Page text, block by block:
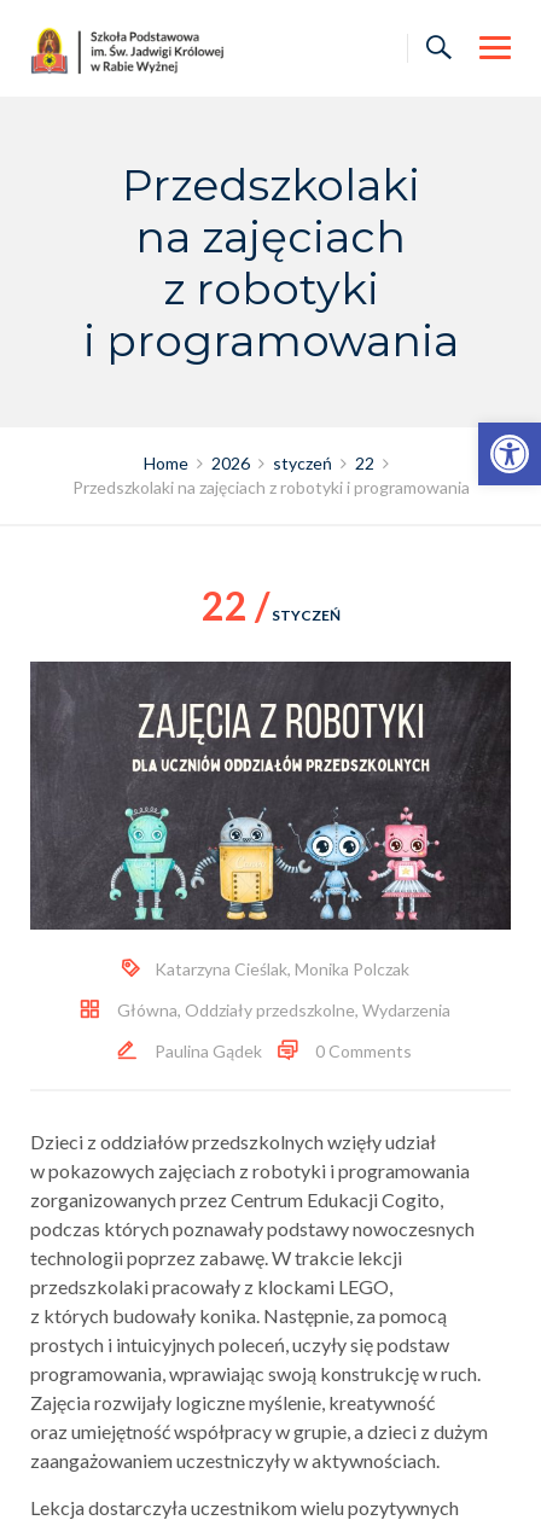
Otwórz pasek narzędzi
content
Przedszkolaki
na zajęciach
z robotyki
i programowania
Home 2026 styczeń
22
Przedszkolaki na zajęciach z robotyki i programowania
22 / STYCZEŃ
Katarzyna Cieślak, Monika Polczak
Główna, Oddziały przedszkolne, Wydarzenia
Paulina Gądek
0 Comments
Dzieci z oddziałów przedszkolnych wzięły udział
w pokazowych zajęciach z robotyki i programowania
zorganizowanych przez Centrum Edukacji Cogito,
podczas których poznawały podstawy nowoczesnych
technologii poprzez zabawę. W trakcie lekcji
przedszkolaki pracowały z klockami LEGO,
z których budowały konika. Następnie, za pomocą
prostych i intuicyjnych poleceń, uczyły się podstaw
programowania, wprawiając swoją konstrukcję w ruch.
Zajęcia rozwijały logiczne myślenie, kreatywność
oraz umiejętność współpracy w grupie, a dzieci z dużym
zaangażowaniem uczestniczyły w aktywnościach.
Lekcja dostarczyła uczestnikom wielu pozytywnych